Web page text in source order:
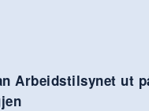
Arbeidstilsynet ut